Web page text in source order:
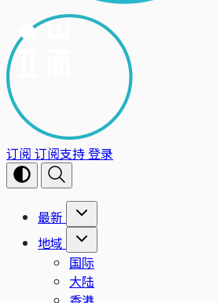
订阅 订阅支持登录
最新
地域
国际
大陆